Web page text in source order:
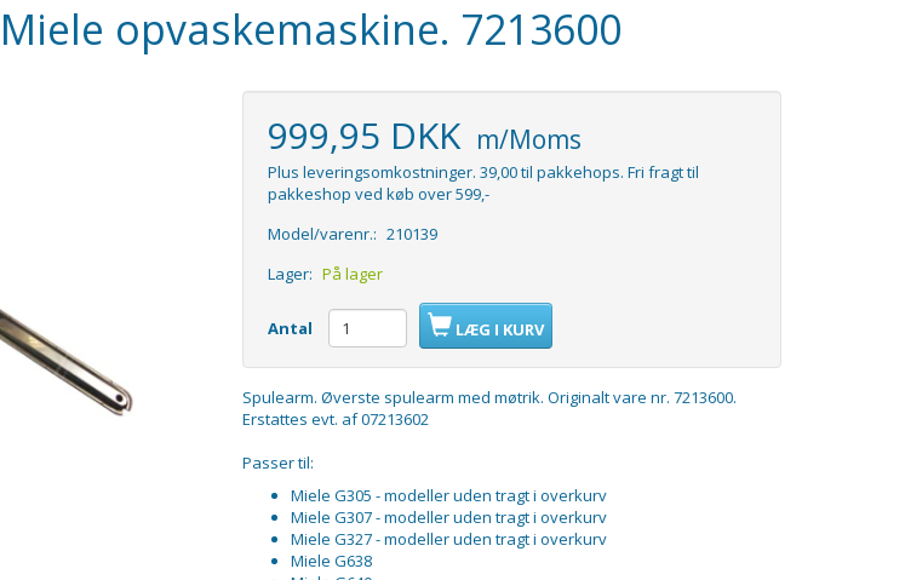
opvaskemaskine. 7213600
999,95 DKK m/Moms
Plus leveringsomkostninger. 39,00 til pakkehops. Fri fragt til
pakkeshop ved køb over 599,-
Model/varenr.: 210139
Lager: På lager
Antal LÆG I KURV
Spulearm. Øverste spulearm med møtrik. Originalt vare nr. 7213600.
Erstattes evt. af 07213602
Passer til:
Miele G305 - modeller uden tragt i overkurv
Miele G307 - modeller uden tragt i overkurv
Miele G327 - modeller uden tragt i overkurv
Miele G638